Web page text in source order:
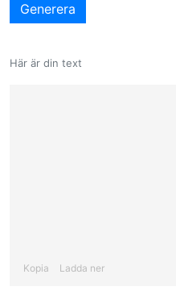
Här är din text
Kopia Ladda ner
Generera